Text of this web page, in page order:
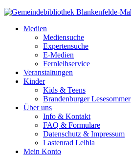
Medien
Mediensuche
Expertensuche
E-Medien
Fernleihservice
Veranstaltungen
Kinder
Kids & Teens
Brandenburger Lesesommer
Über uns
Info & Kontakt
FAQ & Formulare
Datenschutz & Impressum
Lastenrad Leihla
Mein Konto